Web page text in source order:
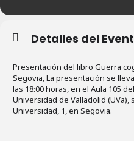
Detalles del
Presentación del libro Guerra
Segovia, La presentación se
las 18:00 horas, en el Aula 105
Universidad de Valladolid (UVa),
Universidad, 1, en Segovia.